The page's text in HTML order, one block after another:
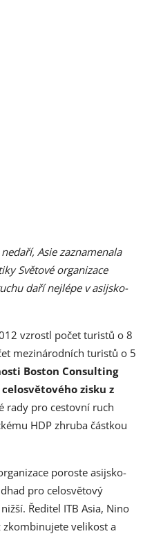
Asie zaznamenala
Světové organizace
daří nejlépe v asijsko-
vzrostl počet turistů o 8
mezinárodních turistů o 5
Boston Consulting
zisku z
rady pro cestovní ruch
HDP zhruba částkou
poroste asijsko-
pro celosvětový
Ředitel ITB Asia, Nino
zkombinujete velikost a